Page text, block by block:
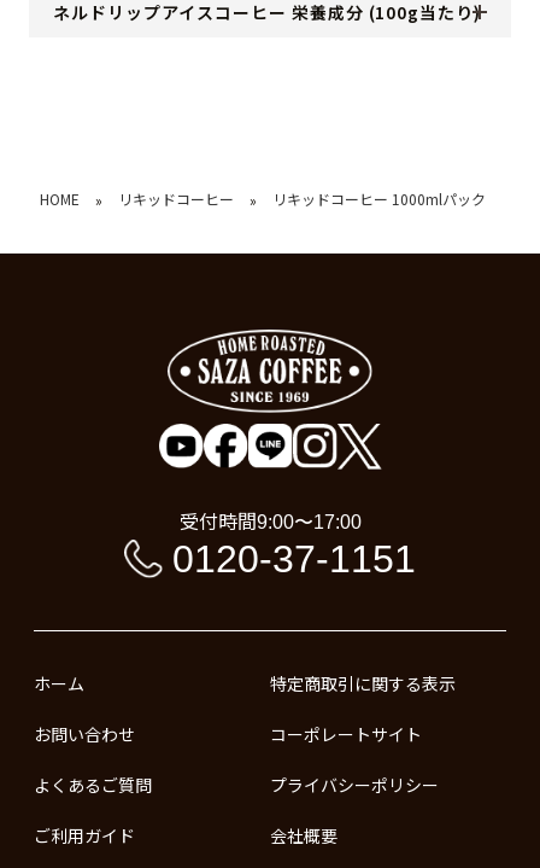
ネルドリップアイスコーヒー 栄養成分 (100g当たり)
HOME » リキッドコーヒー » リキッドコーヒー 1000mlパック
受付時間9:00〜17:00
0120-37-1151
ホーム
お問い合わせ
よくあるご質問
ご利用ガイド
特定商取引に関する表示
コーポレートサイト
プライバシーポリシー
会社概要